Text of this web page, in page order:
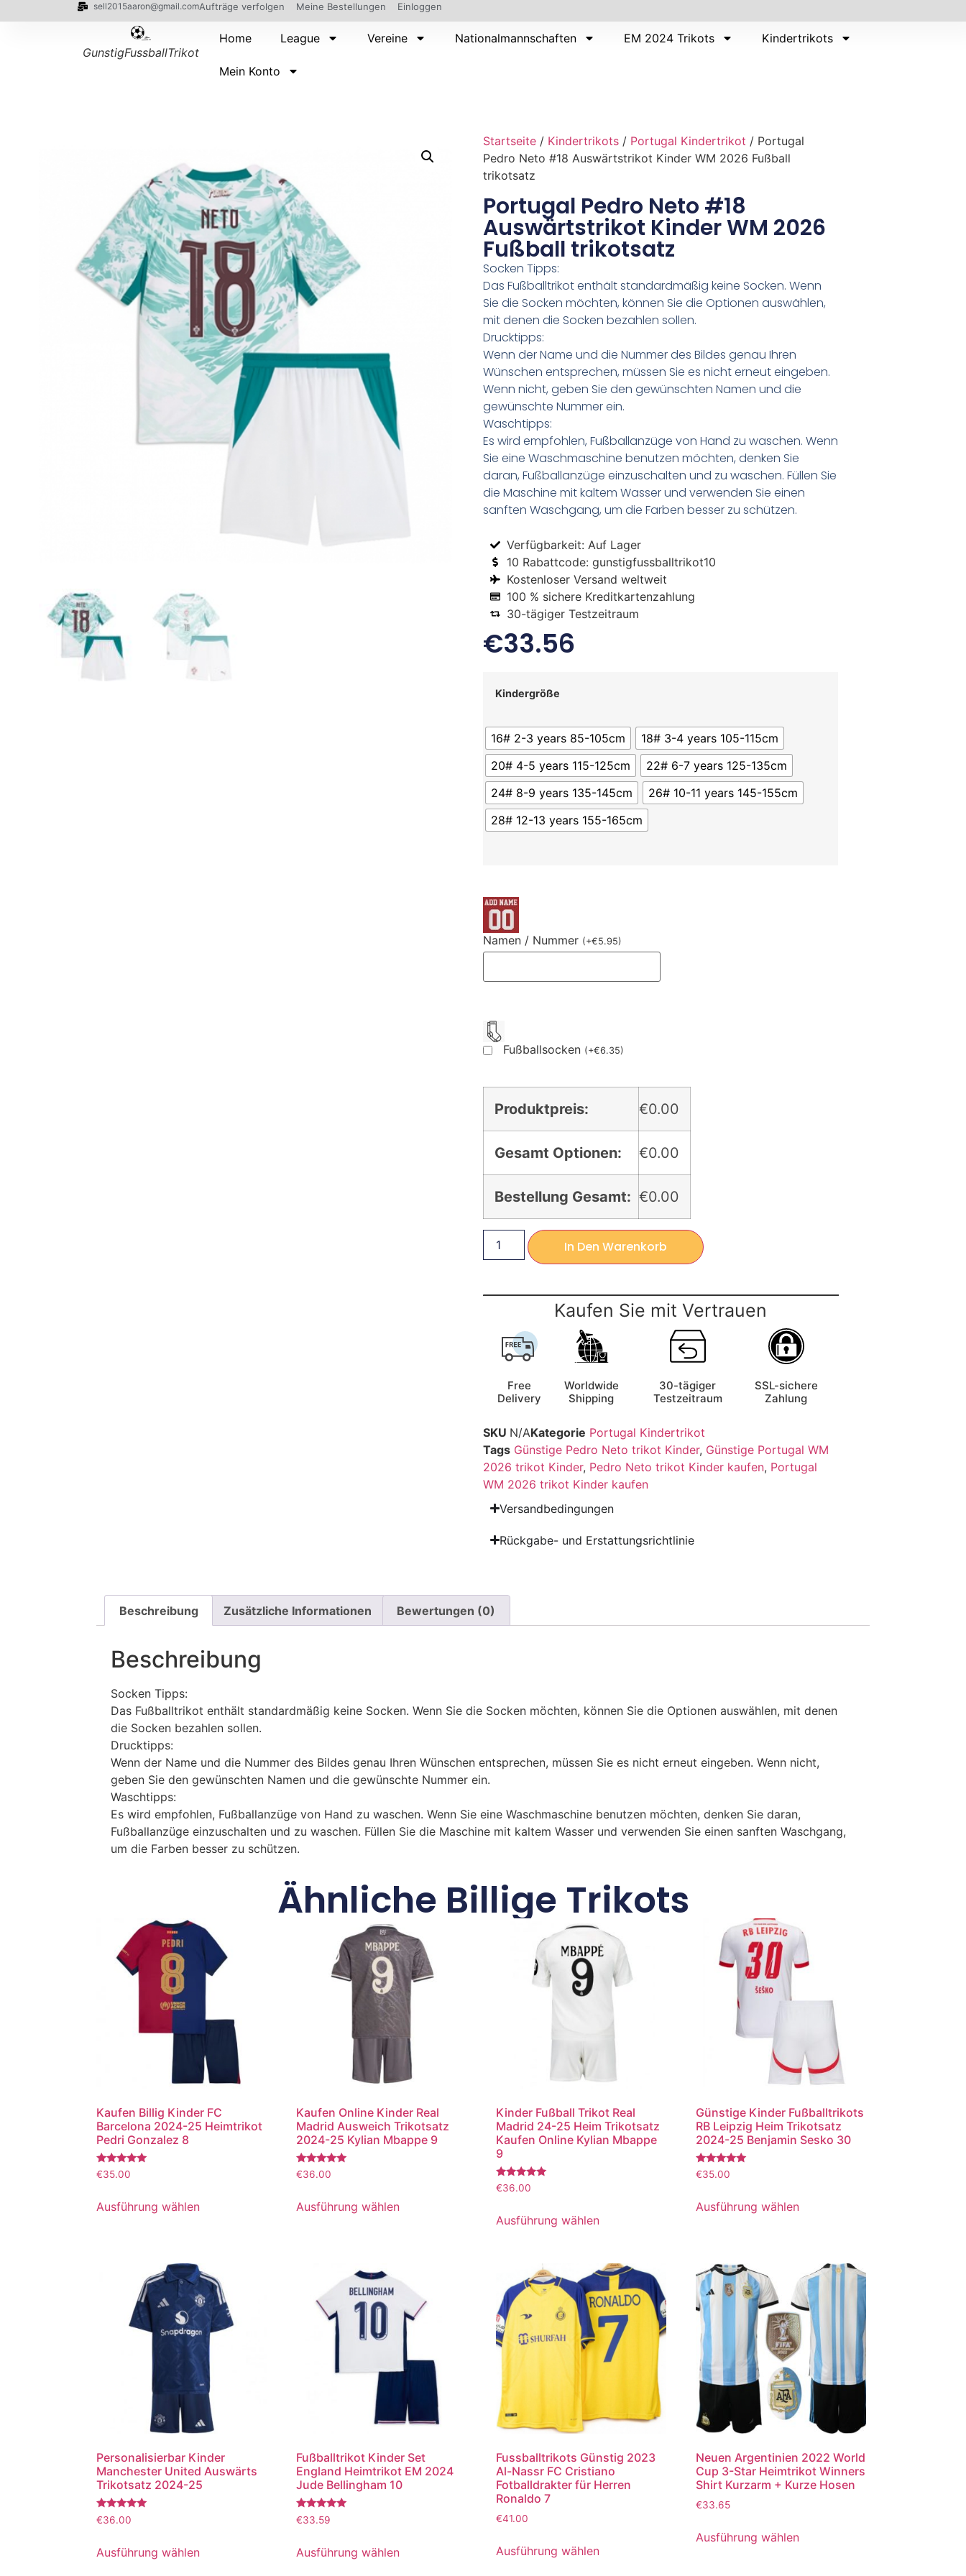
sell2015aaron@gmail.comAufträge verfolgen Meine Bestellungen Einloggen
GunstigFussballTrikot
Home League Vereine Nationalmannschaften EM 2024 Trikots Kindertrikots
Mein Konto
Startseite / Kindertrikots / Portugal Kindertrikot / Portugal
Pedro Neto #18 Auswärtstrikot Kinder WM 2026 Fußball
trikotsatz
Portugal Pedro Neto #18
Auswärtstrikot Kinder WM 2026
Fußball trikotsatz
Socken Tipps:
Das Fußballtrikot enthält standardmäßig keine Socken. Wenn
Sie die Socken möchten, können Sie die Optionen auswählen,
mit denen die Socken bezahlen sollen.
Drucktipps:
Wenn der Name und die Nummer des Bildes genau Ihren
Wünschen entsprechen, müssen Sie es nicht erneut eingeben.
Wenn nicht, geben Sie den gewünschten Namen und die
gewünschte Nummer ein.
Waschtipps:
Es wird empfohlen, Fußballanzüge von Hand zu waschen. Wenn
Sie eine Waschmaschine benutzen möchten, denken Sie
daran, Fußballanzüge einzuschalten und zu waschen. Füllen Sie
die Maschine mit kaltem Wasser und verwenden Sie einen
sanften Waschgang, um die Farben besser zu schützen.
Verfügbarkeit: Auf Lager
10 Rabattcode: gunstigfussballtrikot10
Kostenloser Versand weltweit
100 % sichere Kreditkartenzahlung
30-tägiger Testzeitraum
€33.56
Kindergröße
16# 2-3 years 85-105cm
18# 3-4 years 105-115cm
20# 4-5 years 115-125cm
22# 6-7 years 125-135cm
24# 8-9 years 135-145cm
26# 10-11 years 145-155cm
28# 12-13 years 155-165cm
Namen / Nummer (+€5.95)
Fußballsocken (+€6.35)
Produktpreis: €0.00
Gesamt Optionen: €0.00
Bestellung Gesamt: €0.00
In Den Warenkorb
Kaufen Sie mit Vertrauen
Free
Delivery
Worldwide
Shipping
30-tägiger
Testzeitraum
SSL-sichere
Zahlung
SKU N/AKategorie Portugal Kindertrikot
Tags Günstige Pedro Neto trikot Kinder, Günstige Portugal WM
2026 trikot Kinder, Pedro Neto trikot Kinder kaufen, Portugal
WM 2026 trikot Kinder kaufen
Versandbedingungen
Rückgabe- und Erstattungsrichtlinie
Beschreibung Zusätzliche Informationen Bewertungen (0)
Beschreibung
Socken Tipps:
Das Fußballtrikot enthält standardmäßig keine Socken. Wenn Sie die Socken möchten, können Sie die Optionen auswählen, mit denen
die Socken bezahlen sollen.
Drucktipps:
Wenn der Name und die Nummer des Bildes genau Ihren Wünschen entsprechen, müssen Sie es nicht erneut eingeben. Wenn nicht,
geben Sie den gewünschten Namen und die gewünschte Nummer ein.
Waschtipps:
Es wird empfohlen, Fußballanzüge von Hand zu waschen. Wenn Sie eine Waschmaschine benutzen möchten, denken Sie daran,
Fußballanzüge einzuschalten und zu waschen. Füllen Sie die Maschine mit kaltem Wasser und verwenden Sie einen sanften Waschgang,
um die Farben besser zu schützen.
Ähnliche Billige Trikots
Kaufen Billig Kinder FC
Barcelona 2024-25 Heimtrikot
Pedri Gonzalez 8
Bewertet
mit
von 5
€35.00
Ausführung wählen
Kaufen Online Kinder Real
Madrid Ausweich Trikotsatz
2024-25 Kylian Mbappe 9
Bewertet
mit
von 5
€36.00
Ausführung wählen
Kinder Fußball Trikot Real
Madrid 24-25 Heim Trikotsatz
Kaufen Online Kylian Mbappe
9
Bewertet
mit
von 5
€36.00
Ausführung wählen
Günstige Kinder Fußballtrikots
RB Leipzig Heim Trikotsatz
2024-25 Benjamin Sesko 30
Bewertet
mit
von 5
€35.00
Ausführung wählen
Personalisierbar Kinder
Manchester United Auswärts
Trikotsatz 2024-25
Bewertet
mit
€36.00
Ausführung wählen
Fußballtrikot Kinder Set
England Heimtrikot EM 2024
Jude Bellingham 10
Bewertet
mit
€33.59
Ausführung wählen
Fussballtrikots Günstig 2023
Al-Nassr FC Cristiano
Fotballdrakter für Herren
Ronaldo 7
€41.00
Ausführung wählen
Neuen Argentinien 2022 World
Cup 3-Star Heimtrikot Winners
Shirt Kurzarm + Kurze Hosen
€33.65
Ausführung wählen